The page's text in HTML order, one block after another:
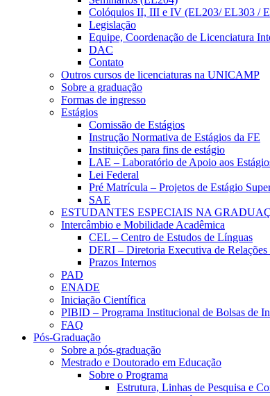
Colóquios II, III e IV (EL203/ EL303 /
Legislação
Equipe, Coordenação de Licenciatura
DAC
Contato
Outros cursos de licenciaturas na UNICAMP
Sobre a graduação
Formas de ingresso
Estágios
Comissão de Estágios
Instrução Normativa de Estágios da FE
Instituições para fins de estágio
LAE – Laboratório de Apoio aos
Lei Federal
Pré Matrícula – Projetos de Estágio
SAE
ESTUDANTES ESPECIAIS NA
Intercâmbio e Mobilidade Acadêmica
CEL – Centro de Estudos de Línguas
DERI – Diretoria Executiva de
Prazos Internos
PAD
ENADE
Iniciação Científica
PIBID – Programa Institucional de Bolsas de
FAQ
Pós-Graduação
Sobre a pós-graduação
Mestrado e Doutorado em Educação
Sobre o Programa
Estrutura, Linhas de Pesquisa e